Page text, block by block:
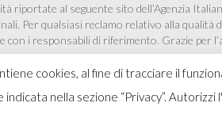
cookies, al fine di tracciare il
indicata nella sezione “Privacy”.
riportate al seguente sito dell’Agenzia
. Per qualsiasi reclamo relativo alla
con i responsabili di riferimento. Grazie per